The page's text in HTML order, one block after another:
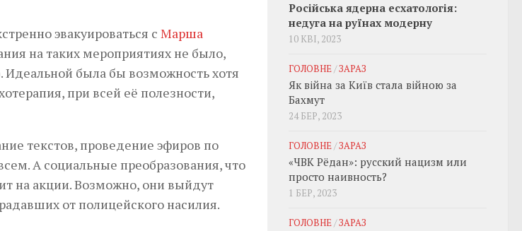
эвакуироваться с Марша
на таких мероприятиях не было,
была бы возможность хотя
при всей её полезности,
текстов, проведение эфиров по
А социальные преобразования, что
на акции. Возможно, они выйдут
от полицейского насилия.
Російська ядерна есхатологія:
недуга на руїнах модерну
10 КВІ, 2023
ГОЛОВНЕ/ЗАРАЗ
Як війна за Київ стала війною за
Бахмут
24 БЕР, 2023
ГОЛОВНЕ/ЗАРАЗ
«ЧВК Рёдан»: русский нацизм или
просто наивность?
1 БЕР, 2023
ГОЛОВНЕ/ЗАРАЗ